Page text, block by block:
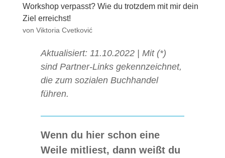
Workshop verpasst? Wie du trotzdem mit mir dein
Ziel erreichst!
von Viktoria Cvetković
Aktua­li­siert: 11.10.2022 | Mit (*)
sind Part­ner-Links gekenn­zeich­net,
die zum sozia­len Buch­han­del
führen.
Wenn du hier schon eine
Weile mit­liest, dann weißt du